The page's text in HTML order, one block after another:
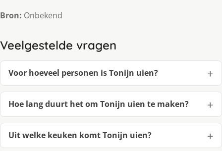
Bron: Onbekend
Veelgestelde vragen
Voor hoeveel personen is Tonijn uien?
Hoe lang duurt het om Tonijn uien te maken?
Uit welke keuken komt Tonijn uien?